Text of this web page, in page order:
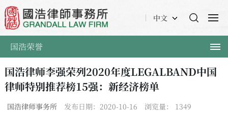
中文
国浩荣誉
国浩律师李强荣列2020年度LEGALBAND中国
律师特别推荐榜15强：新经济榜单
国浩律师事务所 发布日期：2020-10-16 浏览量： 1349